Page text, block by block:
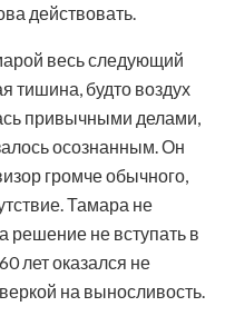
действовать.
весь следующий
тишина, будто воздух
привычными делами,
осознанным. Он
громче обычного,
Тамара не
решение не вступать в
лет оказался не
на выносливость.